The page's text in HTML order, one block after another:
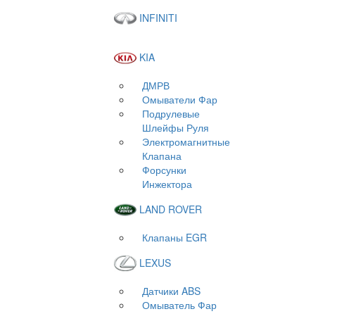
INFINITI
KIA
ДМРВ
Омыватели Фар
Подрулевые
Шлейфы Руля
Электромагнитные
Клапана
Форсунки
Инжектора
LAND ROVER
Клапаны EGR
LEXUS
Датчики ABS
Омыватель Фар